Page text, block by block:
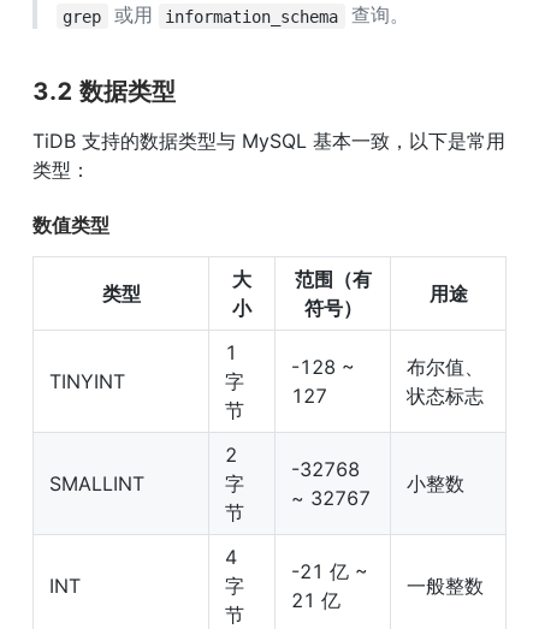
grep 或用 information_schema 查询。
3.2 数据类型
TiDB 支持的数据类型与 MySQL 基本一致，以下是常用
类型：
数值类型
类型
大
小
范围（有
符号）
用途
TINYINT
1
字
节
-128 ~
127
布尔值、
状态标志
SMALLINT
2
字
节
-32768
~ 32767
小整数
INT
4
字
节
-21 亿 ~
21 亿
一般整数